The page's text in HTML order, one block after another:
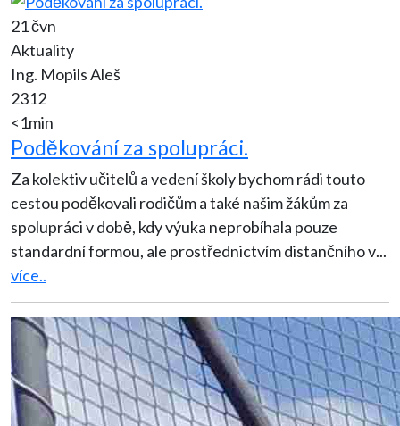
21 čvn
Aktuality
Ing. Mopils Aleš
2312
<1min
Poděkování za spolupráci.
Za kolektiv učitelů a vedení školy bychom rádi touto
cestou poděkovali rodičům a také našim žákům za
spolupráci v době, kdy výuka neprobíhala pouze
standardní formou, ale prostřednictvím distančního v...
více..